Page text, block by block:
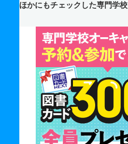
ほかにもチェックした専門学校